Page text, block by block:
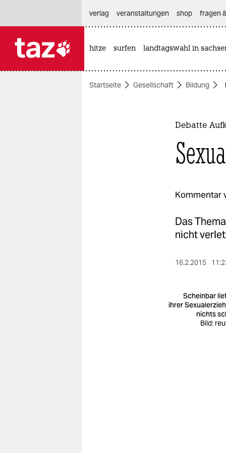
themen
verlag
veranstaltungen shop fragen
hitze surfen landtagswahl in
Startseite Gesellschaft Bildung
Debatte
Kommentar
Das
nicht
16.2.2015
Scheinbar
ihrer
nichts
Bild: